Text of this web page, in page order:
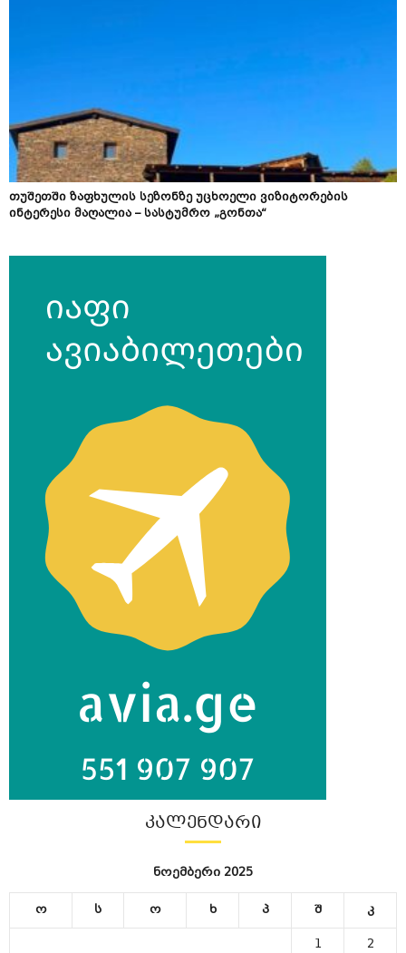
თუშეთში ზაფხულის სეზონზე უცხოელი ვიზიტორების
ინტერესი მაღალია – სასტუმრო „გონთა“
ᲙᲐᲚᲔᲜᲓᲐᲠᲘ
ნოემბერი 2025
ო ს ო ხ პ შ
კ
1
2